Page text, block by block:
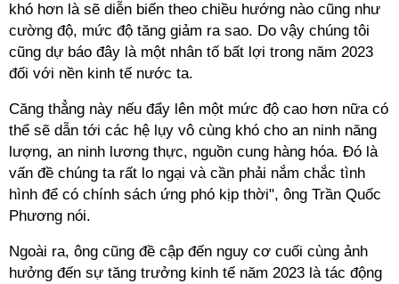
khó hơn là sẽ diễn biến theo chiều hướng nào cũng như
cường độ, mức độ tăng giảm ra sao. Do vậy chúng tôi
cũng dự báo đây là một nhân tố bất lợi trong năm 2023
đối với nền kinh tế nước ta.
Căng thẳng này nếu đẩy lên một mức độ cao hơn nữa có
thể sẽ dẫn tới các hệ lụy vô cùng khó cho an ninh năng
lượng, an ninh lương thực, nguồn cung hàng hóa. Đó là
vấn đề chúng ta rất lo ngại và cần phải nắm chắc tình
hình để có chính sách ứng phó kịp thời", ông Trần Quốc
Phương nói.
Ngoài ra, ông cũng đề cập đến nguy cơ cuối cùng ảnh
hưởng đến sự tăng trưởng kinh tế năm 2023 là tác động